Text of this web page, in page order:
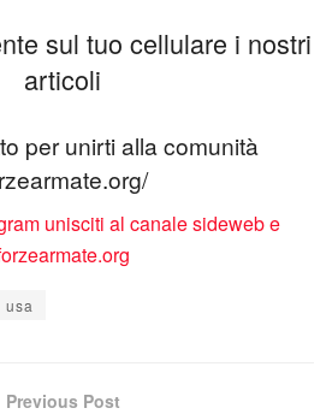
sul tuo cellulare i nostri
articoli
per unirti alla comunità
usa
Previous Post